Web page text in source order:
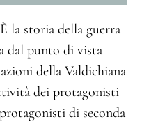
la storia della guerra
dal punto di vista
della Valdichiana
dei protagonisti
di seconda